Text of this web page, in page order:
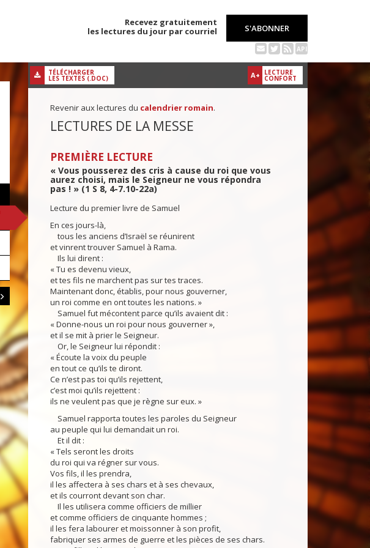
Recevez gratuitement
les lectures du jour par courriel
S'ABONNER
API
A+ LECTURE
CONFORT
TÉLÉCHARGER
LES TEXTES (.DOC)
Revenir aux lectures du calendrier romain.
LECTURES DE LA MESSE
PREMIÈRE LECTURE
« Vous pousserez des cris à cause du roi que vous
aurez choisi, mais le Seigneur ne vous répondra
pas ! » (1 S 8, 4-7.10-22a)
Lecture du premier livre de Samuel
En ces jours-là,
tous les anciens d’Israël se réunirent
et vinrent trouver Samuel à Rama.
Ils lui dirent :
« Tu es devenu vieux,
et tes fils ne marchent pas sur tes traces.
Maintenant donc, établis, pour nous gouverner,
un roi comme en ont toutes les nations. »
Samuel fut mécontent parce qu’ils avaient dit :
« Donne-nous un roi pour nous gouverner »,
et il se mit à prier le Seigneur.
Or, le Seigneur lui répondit :
« Écoute la voix du peuple
en tout ce qu’ils te diront.
Ce n’est pas toi qu’ils rejettent,
c’est moi qu’ils rejettent :
ils ne veulent pas que je règne sur eux. »
Samuel rapporta toutes les paroles du Seigneur
au peuple qui lui demandait un roi.
Et il dit :
« Tels seront les droits
du roi qui va régner sur vous.
Vos fils, il les prendra,
il les affectera à ses chars et à ses chevaux,
et ils courront devant son char.
Il les utilisera comme officiers de millier
et comme officiers de cinquante hommes ;
il les fera labourer et moissonner à son profit,
fabriquer ses armes de guerre et les pièces de ses chars.